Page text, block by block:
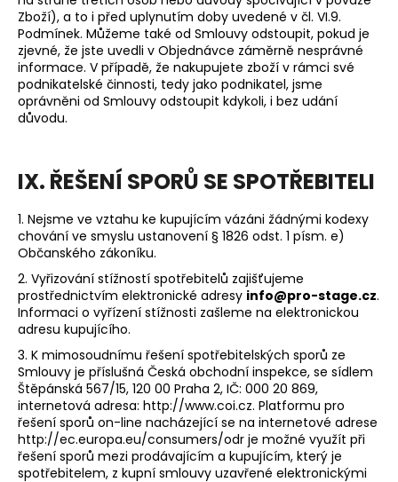
Zboží), a to i před uplynutím doby uvedené v čl. VI.9.
Podmínek. Můžeme také od Smlouvy odstoupit, pokud je
zjevné, že jste uvedli v Objednávce záměrně nesprávné
informace. V případě, že nakupujete zboží v rámci své
podnikatelské činnosti, tedy jako podnikatel, jsme
oprávněni od Smlouvy odstoupit kdykoli, i bez udání
důvodu.
IX. ŘEŠENÍ SPORŮ SE SPOTŘEBITELI
1. Nejsme ve vztahu ke kupujícím vázáni žádnými kodexy
chování ve smyslu ustanovení § 1826 odst. 1 písm. e)
Občanského zákoníku.
2. Vyřizování stížností spotřebitelů zajišťujeme
prostřednictvím elektronické adresy info@pro-stage.cz.
Informaci o vyřízení stížnosti zašleme na elektronickou
adresu kupujícího.
3. K mimosoudnímu řešení spotřebitelských sporů ze
Smlouvy je příslušná Česká obchodní inspekce, se sídlem
Štěpánská 567/15, 120 00 Praha 2, IČ: 000 20 869,
internetová adresa: http://www.coi.cz. Platformu pro
řešení sporů on-line nacházející se na internetové adrese
http://ec.europa.eu/consumers/odr je možné využít při
řešení sporů mezi prodávajícím a kupujícím, který je
spotřebitelem, z kupní smlouvy uzavřené elektronickými